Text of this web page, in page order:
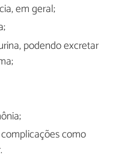
em geral;
podendo excretar
como